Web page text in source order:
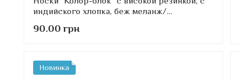
индийского хлопка, беж меланж/
90.00 грн
Новинка